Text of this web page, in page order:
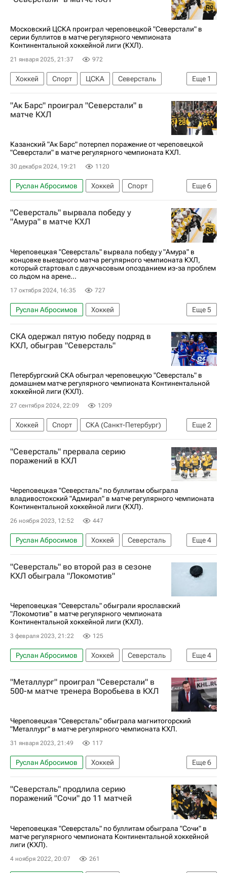
Московский ЦСКА проиграл череповецкой "Северстали" в
серии буллитов в матче регулярного чемпионата
Континентальной хоккейной лиги (КХЛ).
21 января 2025, 21:37 972
Еще 1
Хоккей Спорт ЦСКА
Северсталь
КХЛ 2025-2026
"Ак Барс" проиграл "Северстали" в
матче КХЛ
Казанский "Ак Барс" потерпел поражение от череповецкой
"Северстали" в матче регулярного чемпионата КХЛ.
30 декабря 2024, 19:21 1120
Еще6
Руслан Абросимов Хоккей
Спорт
Дмитрий Яшкин
Никита Лямкин
Ак Барс
Северсталь
Трактор КХЛ 2025-2026
"Северсталь" вырвала победу у
"Амура" в матче КХЛ
Череповецкая "Северсталь" вырвала победу у "Амура" в
концовке выездного матча регулярного чемпионата КХЛ,
который стартовал с двухчасовым опозданием из-за проблем
со льдом на арене...
17 октября 2024, 16:35 727
Еще5
Руслан Абросимов
Хоккей
Игнат Коротких
Северсталь
Амур
ХК Спартак (Москва)
КХЛ 2025-2026
СКА одержал пятую победу подряд в
КХЛ, обыграв "Северсталь"
Петербургский СКА обыграл череповецкую "Северсталь" в
домашнем матче регулярного чемпионата Континентальной
хоккейной лиги (КХЛ).
27 сентября 2024, 22:09 1209
Еще2
Хоккей Спорт
СКА (Санкт-Петербург)
Северсталь
КХЛ 2025-2026
"Северсталь" прервала серию
поражений в КХЛ
Череповецкая "Северсталь" по буллитам обыграла
владивостокский "Адмирал" в матче регулярного чемпионата
Континентальной хоккейной лиги (КХЛ).
26 ноября 2023, 12:52 447
Еще4
Руслан Абросимов Хоккей
Северсталь
Адмирал
Адам Лишка
Иван Подшивалов
Регулярный чемпионат КХЛ
"Северсталь" во второй раз в сезоне
КХЛ обыграла "Локомотив"
Череповецкая "Северсталь" обыграли ярославский
"Локомотив" в матче регулярного чемпионата
Континентальной хоккейной лиги (КХЛ).
3 февраля 2023, 21:22 125
Еще4
Руслан Абросимов Хоккей
Северсталь
Регулярный чемпионат КХЛ
Даниил Вовченко
Локомотив (Ярославль)
"Металлург" проиграл "Северстали" в
500-м матче тренера Воробьева в КХЛ
Череповецкая "Северсталь" обыграла магнитогорский
"Металлург" в матче регулярного чемпионата КХЛ.
31 января 2023, 21:49 117
Еще6
Руслан Абросимов
Хоккей
Регулярный чемпионат КХЛ
Металлург (Магнитогорск)
Павел Денисов
Северсталь
"Северсталь" продлила серию
поражений "Сочи" до 11 матчей
Череповецкая "Северсталь" по буллитам обыграла "Сочи" в
матче регулярного чемпионата Континентальной хоккейной
лиги (КХЛ).
4 ноября 2022, 20:07 261